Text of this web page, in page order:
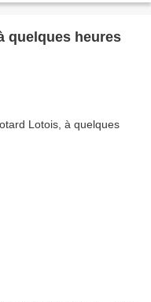
quelques heures